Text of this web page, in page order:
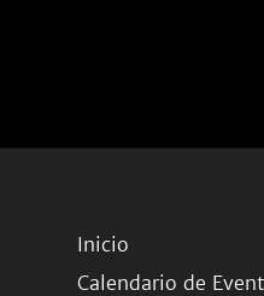
Inicio
Calendario de